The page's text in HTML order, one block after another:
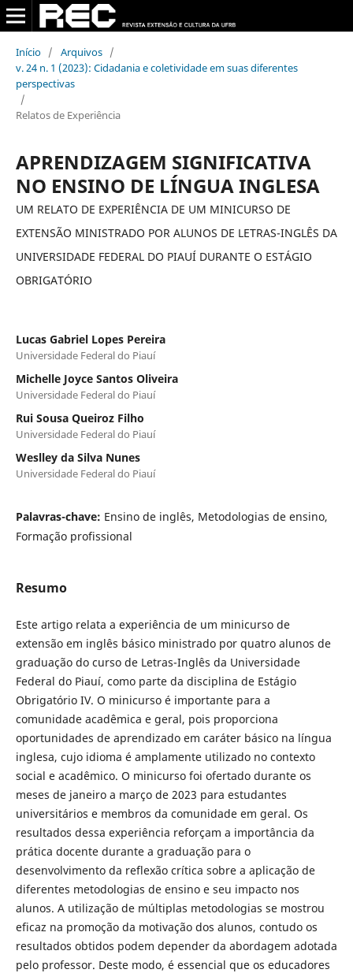
Início / Arquivos /
v. 24 n. 1 (2023): Cidadania e coletividade em suas diferentes
perspectivas
/
Relatos de Experiência
APRENDIZAGEM SIGNIFICATIVA
NO ENSINO DE LÍNGUA INGLESA
UM RELATO DE EXPERIÊNCIA DE UM MINICURSO DE
EXTENSÃO MINISTRADO POR ALUNOS DE LETRAS-INGLÊS DA
UNIVERSIDADE FEDERAL DO PIAUÍ DURANTE O ESTÁGIO
OBRIGATÓRIO
Lucas Gabriel Lopes Pereira
Universidade Federal do Piauí
Michelle Joyce Santos Oliveira
Universidade Federal do Piauí
Rui Sousa Queiroz Filho
Universidade Federal do Piauí
Weslley da Silva Nunes
Universidade Federal do Piauí
Palavras-chave: Ensino de inglês, Metodologias de ensino,
Formação profissional
Resumo
Este artigo relata a experiência de um minicurso de
extensão em inglês básico ministrado por quatro alunos de
graduação do curso de Letras-Inglês da Universidade
Federal do Piauí, como parte da disciplina de Estágio
Obrigatório IV. O minicurso é importante para a
comunidade acadêmica e geral, pois proporciona
oportunidades de aprendizado em caráter básico na língua
inglesa, cujo idioma é amplamente utilizado no contexto
social e acadêmico. O minicurso foi ofertado durante os
meses de janeiro a março de 2023 para estudantes
universitários e membros da comunidade em geral. Os
resultados dessa experiência reforçam a importância da
prática docente durante a graduação para o
desenvolvimento da reflexão crítica sobre a aplicação de
diferentes metodologias de ensino e seu impacto nos
alunos. A utilização de múltiplas metodologias se mostrou
eficaz na promoção da motivação dos alunos, contudo os
resultados obtidos podem depender da abordagem adotada
pelo professor. Deste modo, é essencial que os educadores